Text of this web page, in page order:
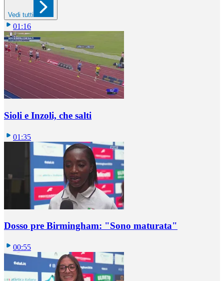
Vedi tutti
01:16
Sioli e Inzoli, che salti
01:35
Dosso pre Birmingham: "Sono maturata"
00:55